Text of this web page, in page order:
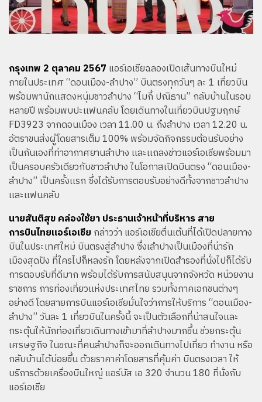
กรุงเทพ 2 ตุลาคม 2567 แอร์เอเชียฉลองเปิดเส้นทางบินใหม่
ภายในประเทศ “ดอนเมือง-ลำปาง” บินตรงทุกวันๆ ละ 1 เที่ยวบิน
พร้อมพานักเเสดงหนุ่มชาวลำปาง “ไมกี้ ปณิธาน” กลับบ้านในรอบ
หลายปี พร้อมพบปะเเฟนคลับ โดยเดินทางในเที่ยวบินปฐมฤกษ์
FD3923 จากดอนเมือง เวลา 11.00 น. ถึงลำปาง เวลา 12.20 น.
อัตราขนส่งผู้โดยสารเต็ม 100% พร้อมจัดกิจกรรมต้อนรับอย่าง
เป็นกันเองที่ท่าอากาศยานลำปาง เเละเเถลงข่าวแอร์เอเชียพร้อมมา
เป็นครอบครัวเดียวกับชาวลำปาง ในโอกาสเปิดบินตรง “ดอนเมือง-
ลำปาง” เป็นครั้งเเรก ซึ่งได้รับการตอบรับอย่างดีทั้งจากชาวลำปาง
เเละเเฟนคลับ
นายสันติสุข คล่องใช้ยา ประธานเจ้าหน้าที่บริหาร สาย
การบินไทยแอร์เอเชีย กล่าวว่า แอร์เอเชียตื่นเต้นที่ได้เปิดปลายทาง
บินในประเทศใหม่ บินตรงสู่ลำปาง ซึ่งเลำปางเป็นเมืองที่น่ารัก
เมืองสุดปัง ที่ใครไปก็หลงรัก โดยหลังจากเปิดสำรองที่นั่งไปก็ได้รับ
การตอบรับที่ดีมาก พร้อมได้รับการสนับสนุนจากจังหวัด หน่วยงาน
ราชการ การท่องเที่ยวเเห่งประเทศไทย รวมทั้งภาคเอกชนต่างๆ
อย่างดี โดยสายการบินแอร์เอเชียมั่นใจว่าการให้บริการ “ดอนเมือง-
ลำปาง” วันละ 1 เที่ยวบินในครั้งนี้ จะเป็นตัวเลือกที่น่าสนใจเเละ
กระตุ้นให้นักท่องเที่ยวเดินทางเข้ามาที่ลำปางมากขึ้น ช่วยกระตุ้น
เศรษฐกิจ ในขณะที่คนลำปางก็จะออกเดินทางไปเที่ยว ทำงาน หรือ
กลับบ้านได้บ่อยขึ้น ด้วยราคาค่าโดยสารที่คุ้มค่า บินตรงเวลา ให้
บริการด้วยเครื่องบินใหญ่ แอร์บัส เอ 320 จำนวน 180 ที่นั่งกับ
แอร์เอเชีย